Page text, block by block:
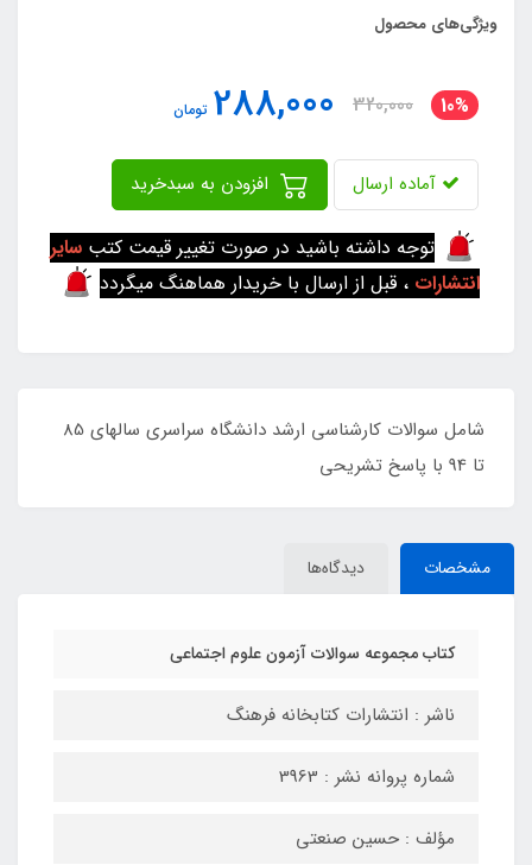
ویژگی‌های محصول
10%
320,000
288,000 تومان
آماده ارسال
توجه داشته باشید در صورت تغییر قیمت کتب سایر
انتشارات ، قبل از ارسال با خریدار هماهنگ میگردد
شامل سوالات کارشناسی ارشد دانشگاه سراسری سالهای 85
تا 94 با پاسخ تشریحی
مشخصات دیدگاه‌ها
کتاب مجموعه سوالات آزمون علوم اجتماعی
ناشر : انتشارات کتابخانه فرهنگ
شماره پروانه نشر : 3963
مؤلف : حسین صنعتی